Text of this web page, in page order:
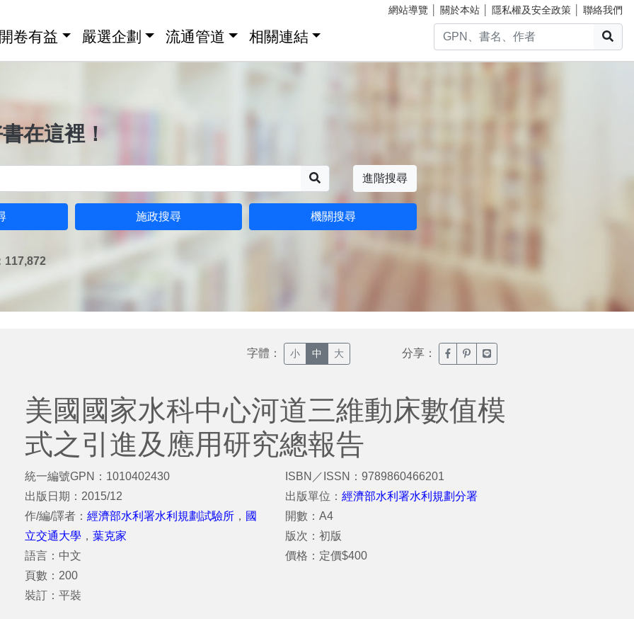
網站導覽 關於本站 隱私權及安全政策 聯絡我們
卷有益 嚴選企劃 流通管道 相關連結
在這裡！
進階搜尋
施政搜尋 機關搜尋
117,872
字體： 小 中 大 分享： 臉書分享(另開新視窗)
噗浪分享(另開新視窗)
Line分享(另開新視窗)
美國國家水科中心河道三維動床數值模
式之引進及應用研究總報告
統一編號GPN：1010402430
出版日期：2015/12
作/編/譯者： 經濟部水利署水利規劃試驗所 ， 國
立交通大學 ， 葉克家
語言：中文
頁數：200
裝訂：平裝
ISBN／ISSN：9789860466201
出版單位：經濟部水利署水利規劃分署
開數：A4
版次：初版
價格：定價$400